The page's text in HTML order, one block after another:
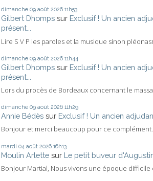
dimanche 09 août 2026 11h53
Gilbert Dhomps sur Exclusif ! Un ancien
présent...
Lire S V P les paroles et la musique sinon
dimanche 09 août 2026 11h44
Gilbert Dhomps sur Exclusif ! Un ancien
présent...
Lors du procès de Bordeaux concernant le
dimanche 09 août 2026 11h29
Annie Bédès sur Exclusif ! Un ancien
Bonjour et merci beaucoup pour ce
mardi 04 août 2026 16h13
Moulin Arlette sur Le petit buveur
Bonjour Martial, Nous vivons une époque difficile